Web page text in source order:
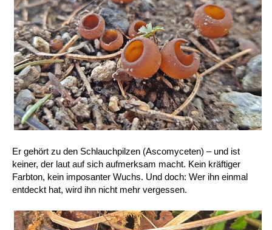
Er gehört zu den Schlauchpilzen (Ascomyceten) – und ist
keiner, der laut auf sich aufmerksam macht. Kein kräftiger
Farbton, kein imposanter Wuchs. Und doch: Wer ihn einmal
entdeckt hat, wird ihn nicht mehr vergessen.